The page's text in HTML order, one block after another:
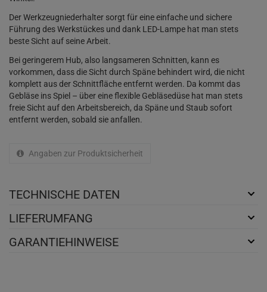
Der Werkzeugniederhalter sorgt für eine einfache und sichere
Führung des Werkstückes und dank LED-Lampe hat man stets
beste Sicht auf seine Arbeit.
Bei geringerem Hub, also langsameren Schnitten, kann es
vorkommen, dass die Sicht durch Späne behindert wird, die nicht
komplett aus der Schnittfläche entfernt werden. Da kommt das
Gebläse ins Spiel – über eine flexible Gebläsedüse hat man stets
freie Sicht auf den Arbeitsbereich, da Späne und Staub sofort
entfernt werden, sobald sie anfallen.
Angaben zur Produktsicherheit
TECHNISCHE DATEN
LIEFERUMFANG
GARANTIEHINWEISE